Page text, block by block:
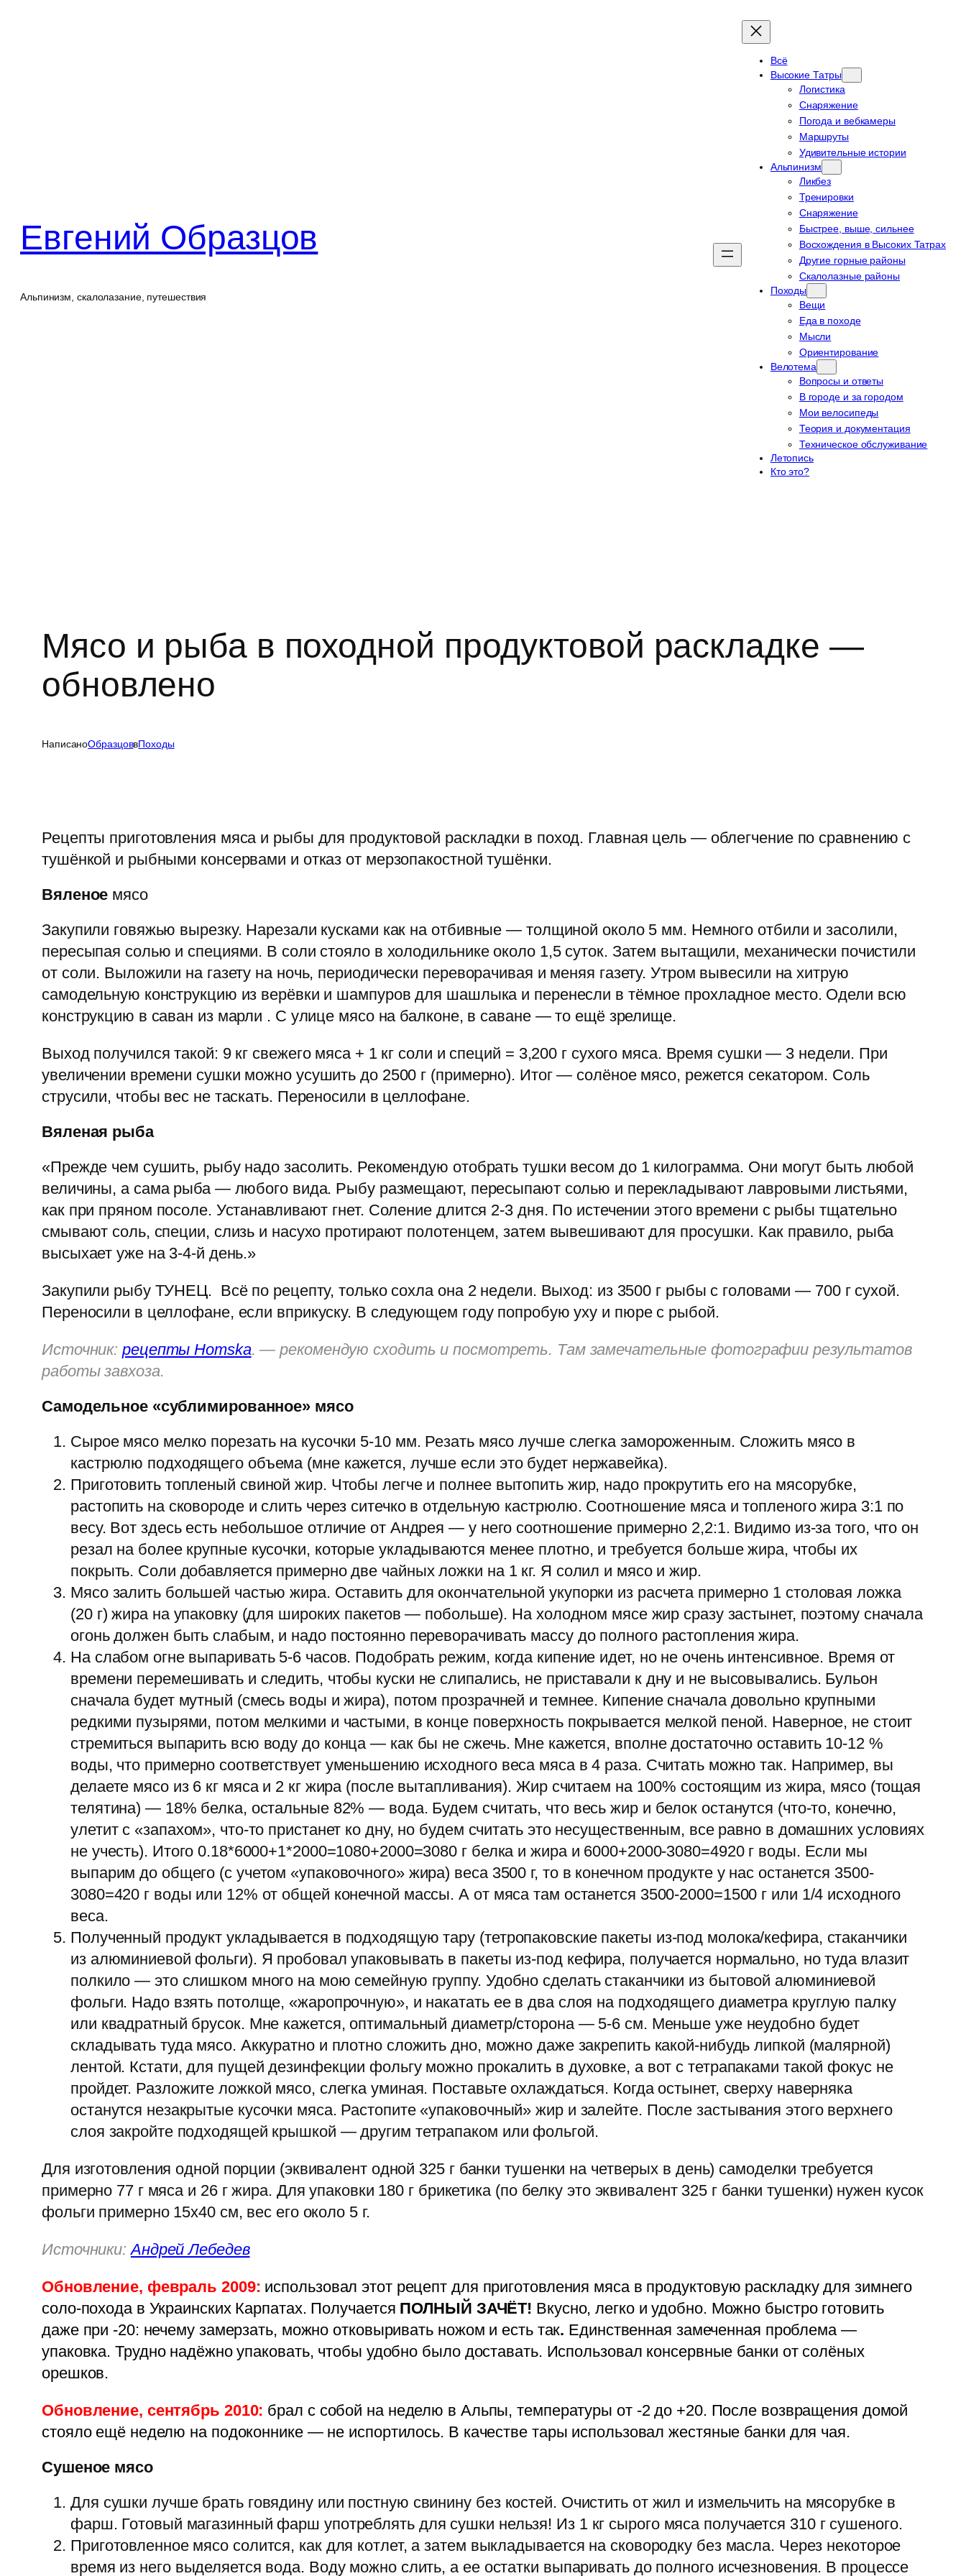
Евгений Образцов
Альпинизм, скалолазание, путешествия
Всё
Высокие Татры
Логистика
Снаряжение
Погода и вебкамеры
Маршруты
Удивительные истории
Альпинизм
Ликбез
Тренировки
Снаряжение
Быстрее, выше, сильнее
Восхождения в Высоких Татрах
Другие горные районы
Скалолазные районы
Походы
Вещи
Еда в походе
Мысли
Ориентирование
Велотема
Вопросы и ответы
В городе и за городом
Мои велосипеды
Теория и документация
Техническое обслуживание
Летопись
Кто это?
Мясо и рыба в походной продуктовой раскладке —
обновлено
НаписаноОбразцоввПоходы
Рецепты приготовления мяса и рыбы для продуктовой раскладки в поход. Главная цель — облегчение по сравнению с
тушёнкой и рыбными консервами и отказ от мерзопакостной тушёнки.
Вяленое мясо
Закупили говяжью вырезку. Нарезали кусками как на отбивные — толщиной около 5 мм. Немного отбили и засолили,
пересыпая солью и специями. В соли стояло в холодильнике около 1,5 суток. Затем вытащили, механически почистили
от соли. Выложили на газету на ночь, периодически переворачивая и меняя газету. Утром вывесили на хитрую
самодельную конструкцию из верёвки и шампуров для шашлыка и перенесли в тёмное прохладное место. Одели всю
конструкцию в саван из марли . С улице мясо на балконе, в саване — то ещё зрелище.
Выход получился такой: 9 кг свежего мяса + 1 кг соли и специй = 3,200 г сухого мяса. Время сушки — 3 недели. При
увеличении времени сушки можно усушить до 2500 г (примерно). Итог — солёное мясо, режется секатором. Соль
струсили, чтобы вес не таскать. Переносили в целлофане.
Вяленая рыба
«Прежде чем сушить, рыбу надо засолить. Рекомендую отобрать тушки весом до 1 килограмма. Они могут быть любой
величины, а сама рыба — любого вида. Рыбу размещают, пересыпают солью и перекладывают лавровыми листьями,
как при пряном посоле. Устанавливают гнет. Соление длится 2-3 дня. По истечении этого времени с рыбы тщательно
смывают соль, специи, слизь и насухо протирают полотенцем, затем вывешивают для просушки. Как правило, рыба
высыхает уже на 3-4-й день.»
Закупили рыбу ТУНЕЦ. Всё по рецепту, только сохла она 2 недели. Выход: из 3500 г рыбы с головами — 700 г сухой.
Переносили в целлофане, если вприкуску. В следующем году попробую уху и пюре с рыбой.
Источник:рецепты Homska. — рекомендую сходить и посмотреть. Там замечательные фотографии результатов
работы завхоза.
Самодельное «сублимированное» мясо
Сырое мясо мелко порезать на кусочки 5-10 мм. Резать мясо лучше слегка замороженным. Сложить мясо в
кастрюлю подходящего объема (мне кажется, лучше если это будет нержавейка).
Приготовить топленый свиной жир. Чтобы легче и полнее вытопить жир, надо прокрутить его на мясорубке,
растопить на сковороде и слить через ситечко в отдельную кастрюлю. Соотношение мяса и топленого жира 3:1 по
весу. Вот здесь есть небольшое отличие от Андрея — у него соотношение примерно 2,2:1. Видимо из-за того, что он
резал на более крупные кусочки, которые укладываются менее плотно, и требуется больше жира, чтобы их
покрыть. Соли добавляется примерно две чайных ложки на 1 кг. Я солил и мясо и жир.
Мясо залить большей частью жира. Оставить для окончательной укупорки из расчета примерно 1 столовая ложка
(20 г) жира на упаковку (для широких пакетов — побольше). На холодном мясе жир сразу застынет, поэтому сначала
огонь должен быть слабым, и надо постоянно переворачивать массу до полного растопления жира.
На слабом огне выпаривать 5-6 часов. Подобрать режим, когда кипение идет, но не очень интенсивное. Время от
времени перемешивать и следить, чтобы куски не слипались, не приставали к дну и не высовывались. Бульон
сначала будет мутный (смесь воды и жира), потом прозрачней и темнее. Кипение сначала довольно крупными
редкими пузырями, потом мелкими и частыми, в конце поверхность покрывается мелкой пеной. Наверное, не стоит
стремиться выпарить всю воду до конца — как бы не сжечь. Мне кажется, вполне достаточно оставить 10-12 %
воды, что примерно соответствует уменьшению исходного веса мяса в 4 раза. Считать можно так. Например, вы
делаете мясо из 6 кг мяса и 2 кг жира (после вытапливания). Жир считаем на 100% состоящим из жира, мясо (тощая
телятина) — 18% белка, остальные 82% — вода. Будем считать, что весь жир и белок останутся (что-то, конечно,
улетит с «запахом», что-то пристанет ко дну, но будем считать это несущественным, все равно в домашних условиях
не учесть). Итого 0.18*6000+1*2000=1080+2000=3080 г белка и жира и 6000+2000-3080=4920 г воды. Если мы
выпарим до общего (с учетом «упаковочного» жира) веса 3500 г, то в конечном продукте у нас останется 3500-
3080=420 г воды или 12% от общей конечной массы. А от мяса там останется 3500-2000=1500 г или 1/4 исходного
веса.
Полученный продукт укладывается в подходящую тару (тетропаковские пакеты из-под молока/кефира, стаканчики
из алюминиевой фольги). Я пробовал упаковывать в пакеты из-под кефира, получается нормально, но туда влазит
полкило — это слишком много на мою семейную группу. Удобно сделать стаканчики из бытовой алюминиевой
фольги. Надо взять потолще, «жаропрочную», и накатать ее в два слоя на подходящего диаметра круглую палку
или квадратный брусок. Мне кажется, оптимальный диаметр/сторона — 5-6 см. Меньше уже неудобно будет
складывать туда мясо. Аккуратно и плотно сложить дно, можно даже закрепить какой-нибудь липкой (малярной)
лентой. Кстати, для пущей дезинфекции фольгу можно прокалить в духовке, а вот с тетрапаками такой фокус не
пройдет. Разложите ложкой мясо, слегка уминая. Поставьте охлаждаться. Когда остынет, сверху наверняка
останутся незакрытые кусочки мяса. Растопите «упаковочный» жир и залейте. После застывания этого верхнего
слоя закройте подходящей крышкой — другим тетрапаком или фольгой.
Для изготовления одной порции (эквивалент одной 325 г банки тушенки на четверых в день) самоделки требуется
примерно 77 г мяса и 26 г жира. Для упаковки 180 г брикетика (по белку это эквивалент 325 г банки тушенки) нужен кусок
фольги примерно 15х40 см, вес его около 5 г.
Источники:Андрей Лебедев
Обновление, февраль 2009: использовал этот рецепт для приготовления мяса в продуктовую раскладку для зимнего
соло-похода в Украинских Карпатах. Получается ПОЛНЫЙ ЗАЧЁТ! Вкусно, легко и удобно. Можно быстро готовить
даже при -20: нечему замерзать, можно отковыривать ножом и есть так. Единственная замеченная проблема —
упаковка. Трудно надёжно упаковать, чтобы удобно было доставать. Использовал консервные банки от солёных
орешков.
Обновление, сентябрь 2010: брал с собой на неделю в Альпы, температуры от -2 до +20. После возвращения домой
стояло ещё неделю на подоконнике — не испортилось. В качестве тары использовал жестяные банки для чая.
Сушеное мясо
Для сушки лучше брать говядину или постную свинину без костей. Очистить от жил и измельчить на мясорубке в
фарш. Готовый магазинный фарш употреблять для сушки нельзя! Из 1 кг сырого мяса получается 310 г сушеного.
Приготовленное мясо солится, как для котлет, а затем выкладывается на сковородку без масла. Через некоторое
время из него выделяется вода. Воду можно слить, а ее остатки выпаривать до полного исчезновения. В процессе